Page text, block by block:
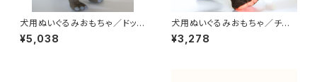
犬用ぬいぐるみおもちゃ／ドッグ
トイズダイナソー・ダッキー
¥5,038
犬用ぬいぐるみおもちゃ／チン
パンジー・コーデュロイ
¥3,278